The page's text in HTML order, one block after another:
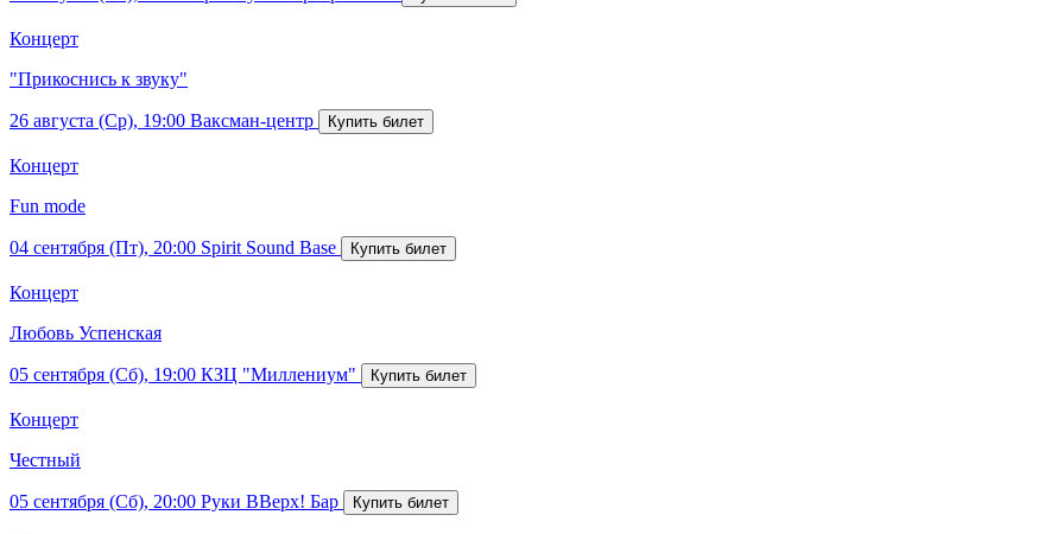
Концерт
"Прикоснись к звуку"
26 августа (Ср), 19:00 Ваксман-центр
Концерт
Fun mode
04 сентября (Пт), 20:00 Spirit Sound Base
Концерт
Любовь Успенская
05 сентября (Сб), 19:00 КЗЦ "Миллениум"
Концерт
Честный
05 сентября (Сб), 20:00 Руки ВВерх! Бар